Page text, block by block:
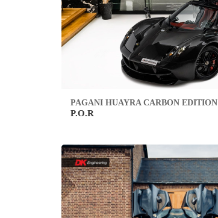
PAGANI HUAYRA CARBON EDITION
P.O.R